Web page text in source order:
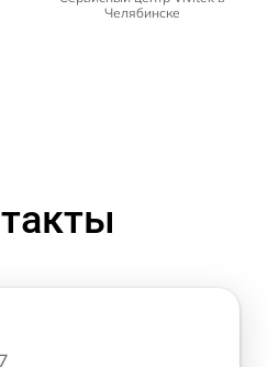
Челябинске